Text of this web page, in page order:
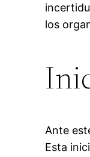
los
Ante
Esta